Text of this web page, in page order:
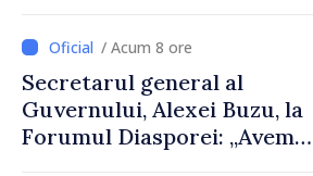
despre parcursul european
al Republicii Moldova.
/ Acum 8 ore
Secretarul general al
Guvernului, Alexei Buzu, la
Forumul Diasporei: „Avem